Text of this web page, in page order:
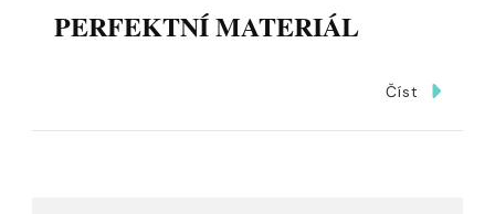
PERFEKTNÍ MATERIÁL
Číst